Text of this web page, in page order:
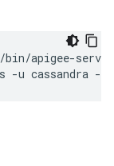
bin/apigee-
-u cassandra -p